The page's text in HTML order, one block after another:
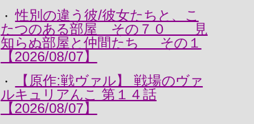
・
性別の違う彼/彼女たちと、こ
たつのある部屋 その７０ 見
知らぬ部屋と仲間たち その１
【2026/08/07】
・
【原作:戦ヴァル】 戦場のヴァ
ルキュリアんこ 第１４話
【2026/08/07】